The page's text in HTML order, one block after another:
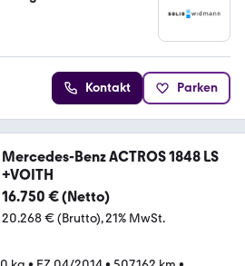
Kontakt Parken
Mercedes-Benz ACTROS 1848 LS
+VOITH
16.750 € (Netto)
20.268 € (Brutto) 21% MwSt.